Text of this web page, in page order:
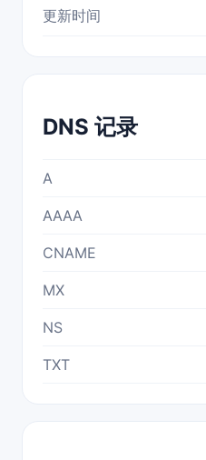
更新时间
DNS 记录
A
AAAA
CNAME
MX
NS
TXT